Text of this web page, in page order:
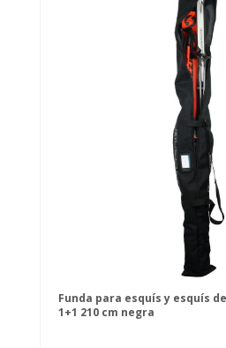
Funda para esquís y esquís
1+1 210 cm negra